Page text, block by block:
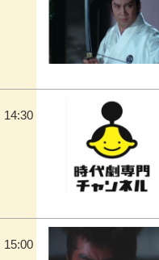
14:30
15:00